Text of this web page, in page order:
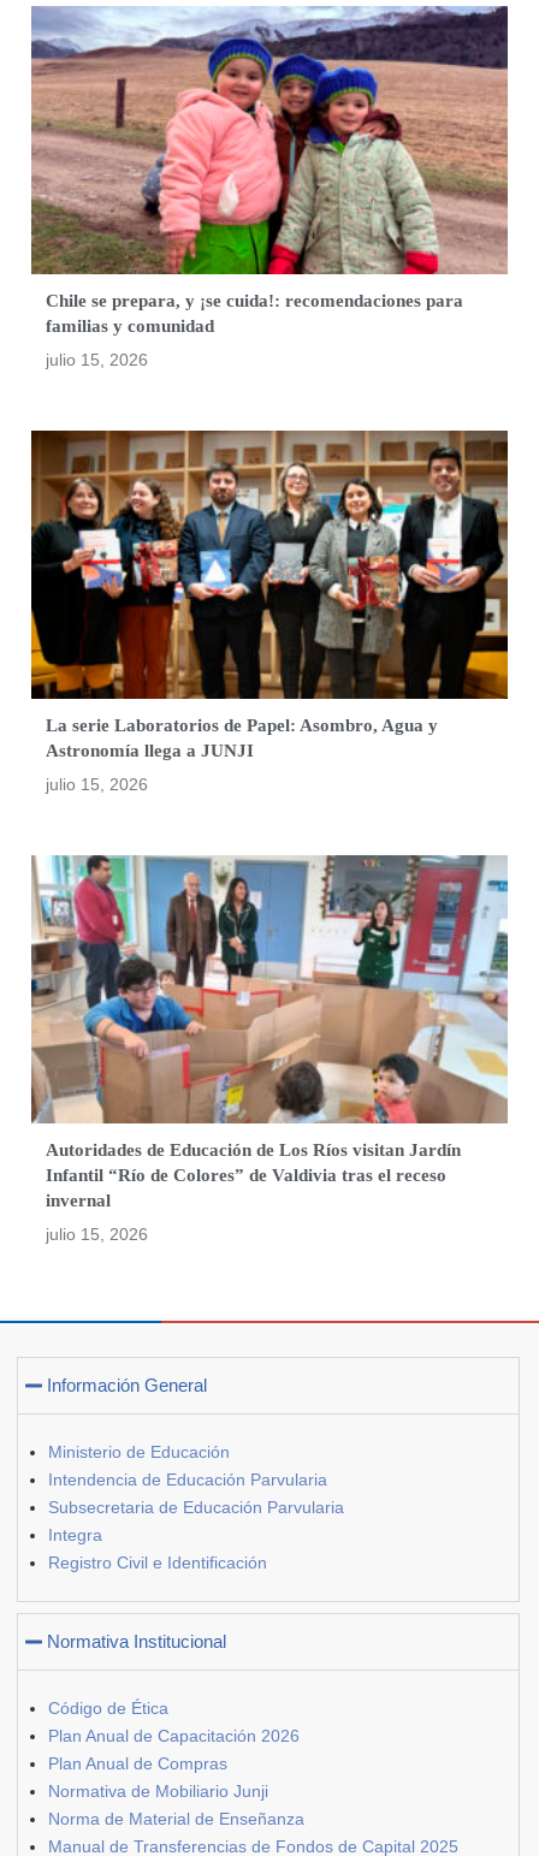
Chile se prepara, y ¡se cuida!: recomendaciones para
familias y comunidad
julio 15, 2026
La serie Laboratorios de Papel: Asombro, Agua y
Astronomía llega a JUNJI
julio 15, 2026
Autoridades de Educación de Los Ríos visitan Jardín
Infantil “Río de Colores” de Valdivia tras el receso
invernal
julio 15, 2026
Información General
Ministerio de Educación
Intendencia de Educación Parvularia
Subsecretaria de Educación Parvularia
Integra
Registro Civil e Identificación
Normativa Institucional
Código de Ética
Plan Anual de Capacitación 2026
Plan Anual de Compras
Normativa de Mobiliario Junji
Norma de Material de Enseñanza
Manual de Transferencias de Fondos de Capital 2025